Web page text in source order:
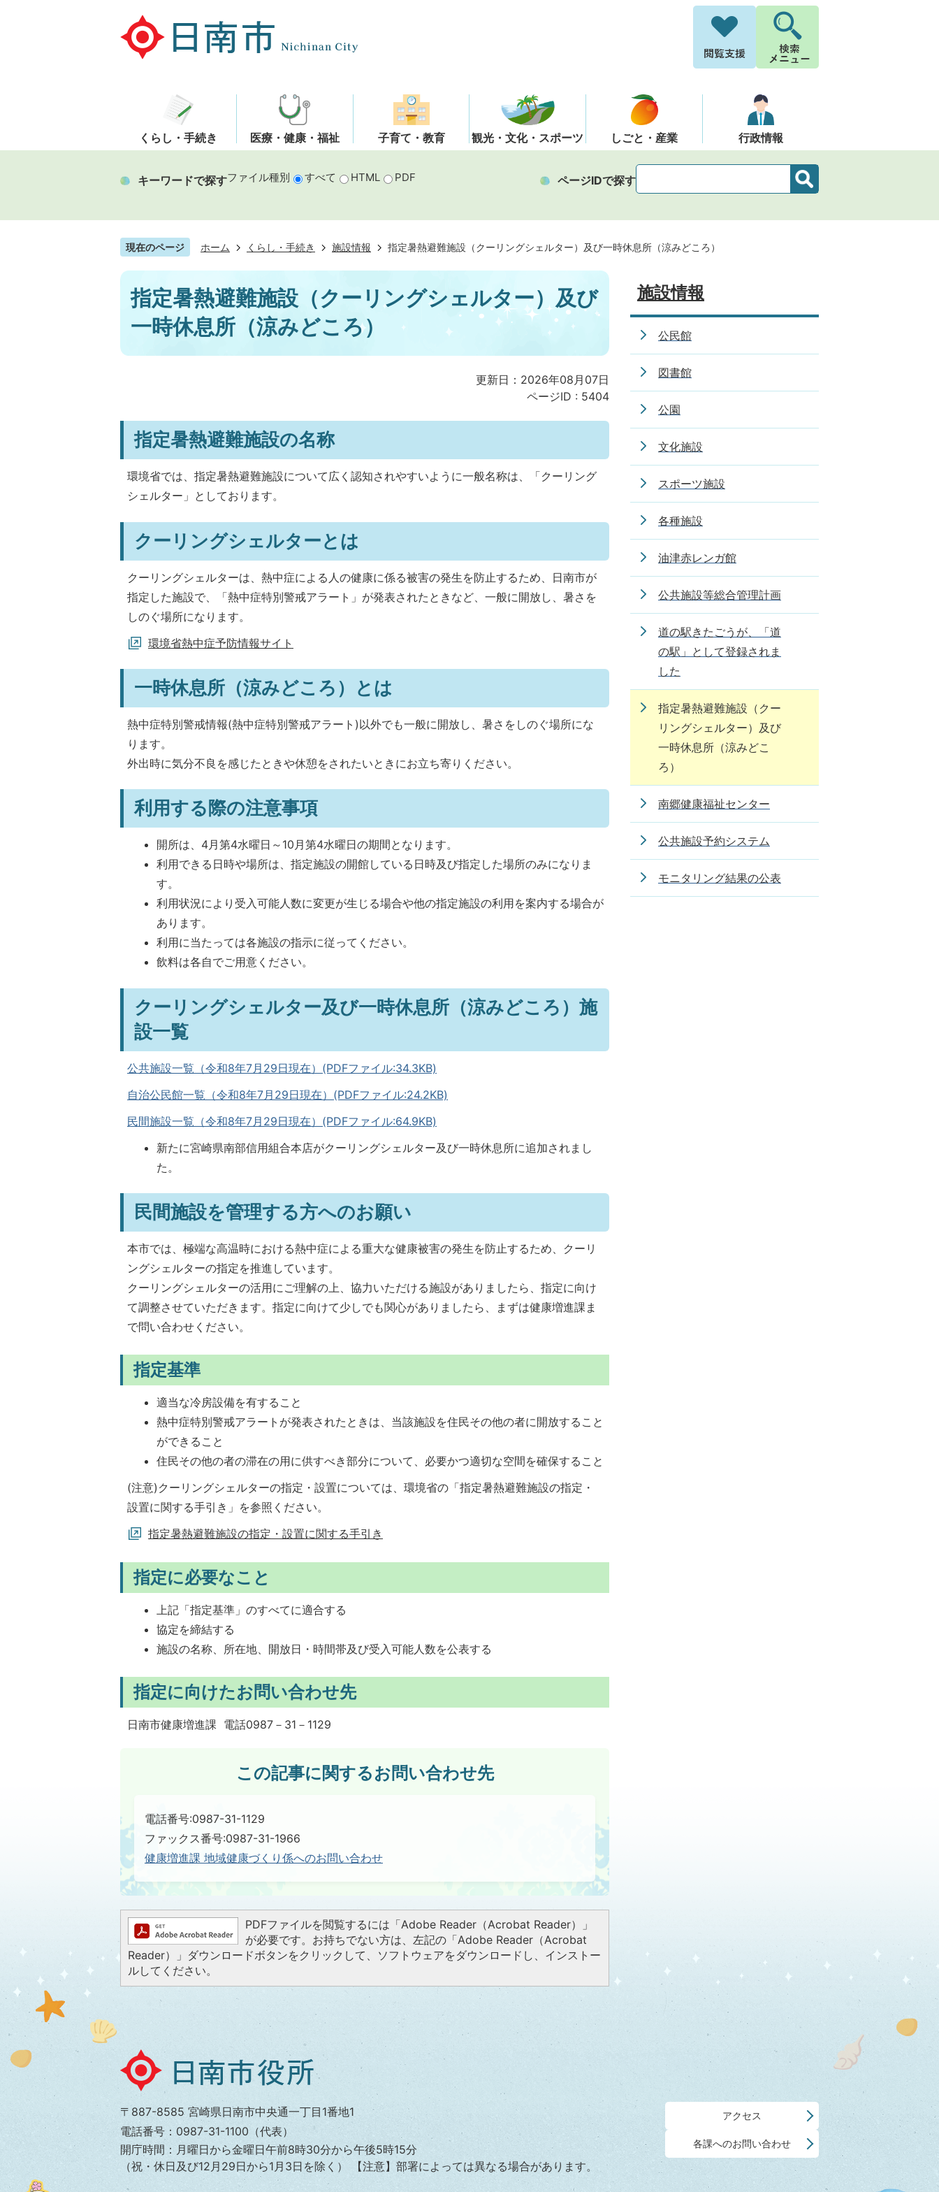
くらし・手続き 医療・健康・福祉 子育て・教育 観光・文化・スポーツ しごと・産業 行政情報
キーワードで探すファイル種別 すべて HTML PDF ページIDで探す
現在のページ ホーム くらし・手続き 施設情報 指定暑熱避難施設（クーリングシェルター）及び一時休息所（涼みどころ）
指定暑熱避難施設（クーリングシェルター）及び
一時休息所（涼みどころ）
更新日：2026年08月07日
ページID : 5404
指定暑熱避難施設の名称
環境省では、指定暑熱避難施設について広く認知されやすいように一般名称は、「クーリング
シェルター」としております。
クーリングシェルターとは
クーリングシェルターは、熱中症による人の健康に係る被害の発生を防止するため、日南市が
指定した施設で、「熱中症特別警戒アラート」が発表されたときなど、一般に開放し、暑さを
しのぐ場所になります。
環境省熱中症予防情報サイト
一時休息所（涼みどころ）とは
熱中症特別警戒情報(熱中症特別警戒アラート)以外でも一般に開放し、暑さをしのぐ場所にな
ります。
外出時に気分不良を感じたときや休憩をされたいときにお立ち寄りください。
利用する際の注意事項
開所は、4月第4水曜日～10月第4水曜日の期間となります。
利用できる日時や場所は、指定施設の開館している日時及び指定した場所のみになりま
す。
利用状況により受入可能人数に変更が生じる場合や他の指定施設の利用を案内する場合が
あります。
利用に当たっては各施設の指示に従ってください。
飲料は各自でご用意ください。
クーリングシェルター及び一時休息所（涼みどころ）施
設一覧
公共施設一覧（令和8年7月29日現在）(PDFファイル:34.3KB)
自治公民館一覧（令和8年7月29日現在）(PDFファイル:24.2KB)
民間施設一覧（令和8年7月29日現在）(PDFファイル:64.9KB)
新たに宮崎県南部信用組合本店がクーリングシェルター及び一時休息所に追加されまし
た。
民間施設を管理する方へのお願い
本市では、極端な高温時における熱中症による重大な健康被害の発生を防止するため、クーリ
ングシェルターの指定を推進しています。
クーリングシェルターの活用にご理解の上、協力いただける施設がありましたら、指定に向け
て調整させていただきます。指定に向けて少しでも関心がありましたら、まずは健康増進課ま
で問い合わせください。
指定基準
適当な冷房設備を有すること
熱中症特別警戒アラートが発表されたときは、当該施設を住民その他の者に開放すること
ができること
住民その他の者の滞在の用に供すべき部分について、必要かつ適切な空間を確保すること
(注意)クーリングシェルターの指定・設置については、環境省の「指定暑熱避難施設の指定・
設置に関する手引き」を参照ください。
指定暑熱避難施設の指定・設置に関する手引き
指定に必要なこと
上記「指定基準」のすべてに適合する
協定を締結する
施設の名称、所在地、開放日・時間帯及び受入可能人数を公表する
指定に向けたお問い合わせ先
日南市健康増進課 電話0987－31－1129
この記事に関するお問い合わせ先
電話番号:0987-31-1129
ファックス番号:0987-31-1966
健康増進課 地域健康づくり係へのお問い合わせ
PDFファイルを閲覧するには「Adobe Reader（Acrobat Reader）」
が必要です。お持ちでない方は、左記の「Adobe Reader（Acrobat
Reader）」ダウンロードボタンをクリックして、ソフトウェアをダウンロードし、インストー
ルしてください。
施設情報
公民館
図書館
公園
文化施設
スポーツ施設
各種施設
油津赤レンガ館
公共施設等総合管理計画
道の駅きたごうが、「道
の駅」として登録されま
した
指定暑熱避難施設（クー
リングシェルター）及び
一時休息所（涼みどこ
ろ）
南郷健康福祉センター
公共施設予約システム
モニタリング結果の公表
日
南
役
所
〒887-8585 宮崎県日南市中央通一丁目1番地1
電話番号：0987-31-1100（代表）
開庁時間：月曜日から金曜日午前8時30分から午後5時15分
（祝・休日及び12月29日から1月3日を除く）
【注意】部署によっては異なる場合があります。
アクセス
各課へのお問い合わせ